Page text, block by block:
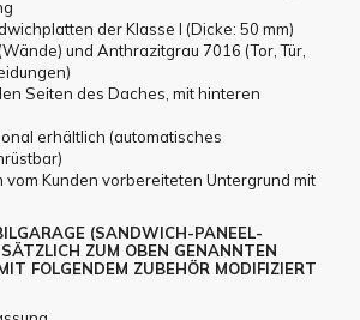
der Klasse I (Dicke: 50 mm)
und Anthrazitgrau 7016 (Tor, Tür,
Seiten des Daches, mit hinteren
erhältlich (automatisches
vom Kunden vorbereiteten Untergrund mit
(SANDWICH-PANEEL-
ZUM OBEN GENANNTEN
FOLGENDEM ZUBEHÖR MODIFIZIERT